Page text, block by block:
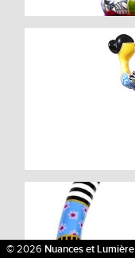
© 2026 Nuances et Lumière